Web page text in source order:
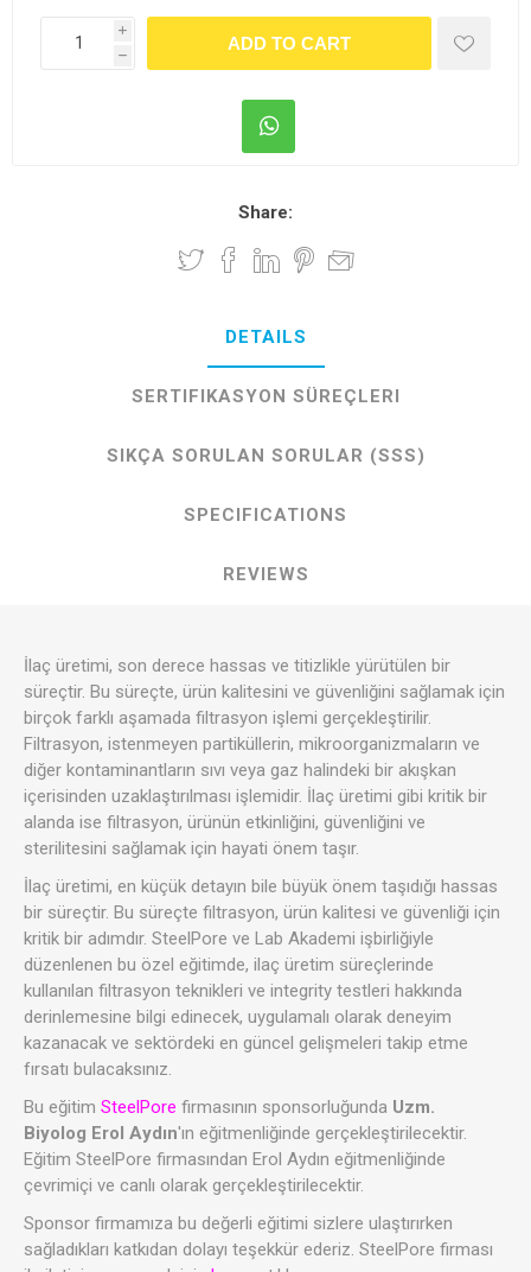
i
h
Share:
DETAILS
SERTIFIKASYON SÜREÇLERI
SIKÇA SORULAN SORULAR (SSS)
SPECIFICATIONS
REVIEWS
İlaç üretimi, son derece hassas ve titizlikle yürütülen bir
süreçtir. Bu süreçte, ürün kalitesini ve güvenliğini sağlamak için
birçok farklı aşamada filtrasyon işlemi gerçekleştirilir.
Filtrasyon, istenmeyen partiküllerin, mikroorganizmaların ve
diğer kontaminantların sıvı veya gaz halindeki bir akışkan
içerisinden uzaklaştırılması işlemidir. İlaç üretimi gibi kritik bir
alanda ise filtrasyon, ürünün etkinliğini, güvenliğini ve
sterilitesini sağlamak için hayati önem taşır.
İlaç üretimi, en küçük detayın bile büyük önem taşıdığı hassas
bir süreçtir. Bu süreçte filtrasyon, ürün kalitesi ve güvenliği için
kritik bir adımdır. SteelPore ve Lab Akademi işbirliğiyle
düzenlenen bu özel eğitimde, ilaç üretim süreçlerinde
kullanılan filtrasyon teknikleri ve integrity testleri hakkında
derinlemesine bilgi edinecek, uygulamalı olarak deneyim
kazanacak ve sektördeki en güncel gelişmeleri takip etme
fırsatı bulacaksınız.
Bu eğitim SteelPore firmasının sponsorluğunda Uzm.
Biyolog Erol Aydın'ın eğitmenliğinde gerçekleştirilecektir.
Eğitim SteelPore firmasından Erol Aydın eğitmenliğinde
çevrimiçi ve canlı olarak gerçekleştirilecektir.
Sponsor firmamıza bu değerli eğitimi sizlere ulaştırırken
sağladıkları katkıdan dolayı teşekkür ederiz. SteelPore firması